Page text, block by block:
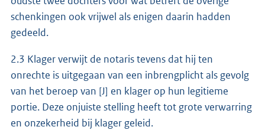
schenkingen ook vrijwel als enigen daarin hadden
gedeeld.
2.3 Klager verwijt de notaris tevens dat hij ten
onrechte is uitgegaan van een inbrengplicht als gevolg
van het beroep van [J] en klager op hun legitieme
portie. Deze onjuiste stelling heeft tot grote verwarring
en onzekerheid bij klager geleid.